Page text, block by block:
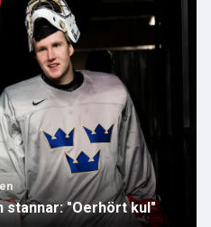
stannar: "Oerhört kul"